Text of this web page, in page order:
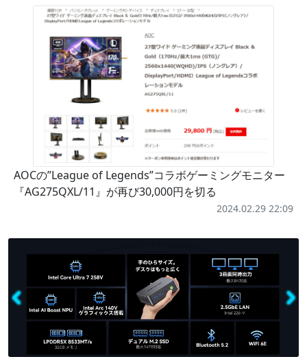
AOCの”League of Legends”コラボゲーミングモニター
『AG275QXL/11』が再び30,000円を切る
2024.02.29 22:09